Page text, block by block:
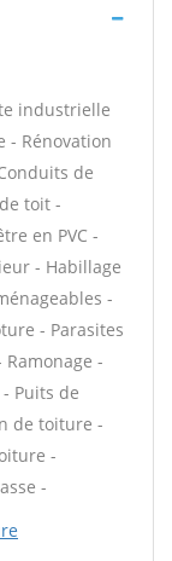
industrielle
- Rénovation
de
toit -
en PVC -
- Habillage
-
- Parasites
-
Puits de
de toiture -
-
-